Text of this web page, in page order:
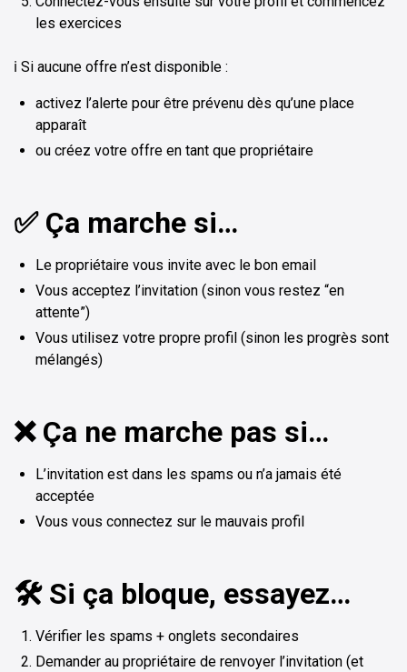
les exercices
ℹ️ Si aucune offre n’est disponible :
activez l’alerte pour être prévenu dès qu’une place
apparaît
ou créez votre offre en tant que propriétaire
✅ Ça marche si…
Le propriétaire vous invite avec le bon email
Vous acceptez l’invitation (sinon vous restez “en
attente”)
Vous utilisez votre propre profil (sinon les progrès sont
mélangés)
❌ Ça ne marche pas si…
L’invitation est dans les spams ou n’a jamais été
acceptée
Vous vous connectez sur le mauvais profil
🛠️ Si ça bloque, essayez…
Vérifier les spams + onglets secondaires
Demander au propriétaire de renvoyer l’invitation (et